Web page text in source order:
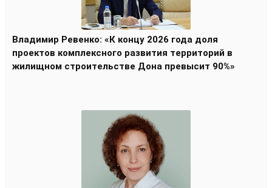
Владимир Ревенко: «К концу 2026 года доля
проектов комплексного развития территорий в
жилищном строительстве Дона превысит 90%»